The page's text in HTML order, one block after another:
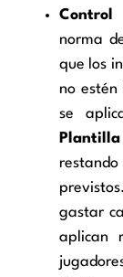
Control
norma
que los
no
se
gastar
aplican